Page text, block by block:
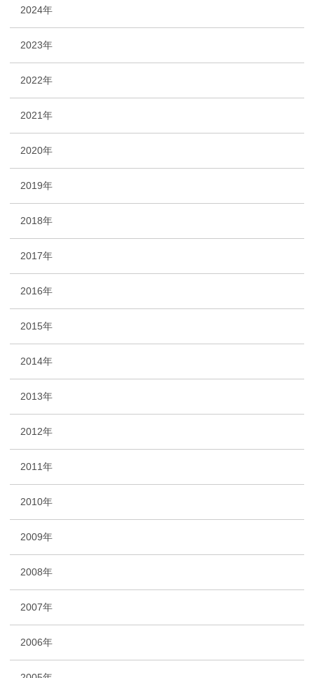
2024年
2023年
2022年
2021年
2020年
2019年
2018年
2017年
2016年
2015年
2014年
2013年
2012年
2011年
2010年
2009年
2008年
2007年
2006年